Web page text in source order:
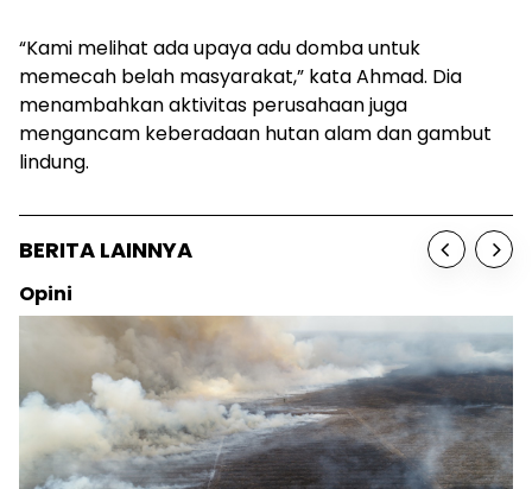
“Kami melihat ada upaya adu domba untuk
memecah belah masyarakat,” kata Ahmad. Dia
menambahkan aktivitas perusahaan juga
mengancam keberadaan hutan alam dan gambut
lindung.
BERITA LAINNYA
Opini